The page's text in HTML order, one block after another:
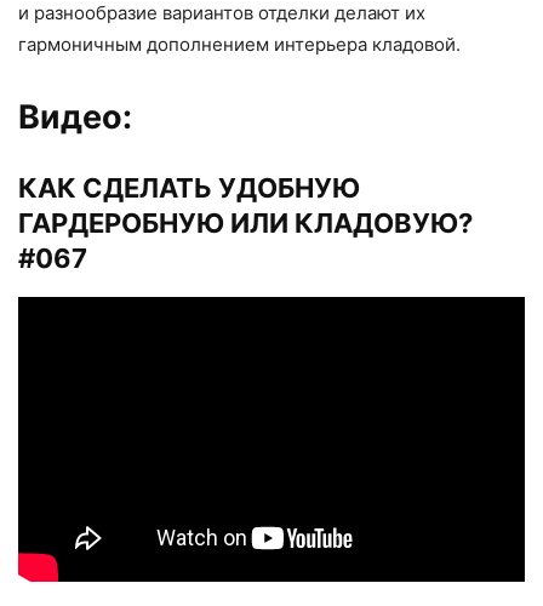
и разнообразие вариантов отделки делают их
гармоничным дополнением интерьера кладовой.
Видео:
КАК СДЕЛАТЬ УДОБНУЮ
ГАРДЕРОБНУЮ ИЛИ КЛАДОВУЮ?
#067